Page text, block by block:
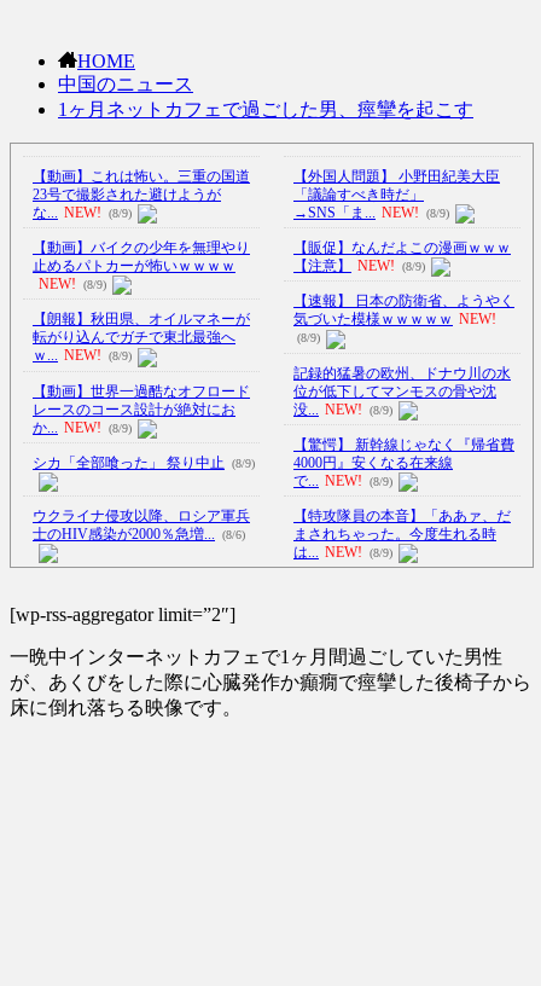
HOME
中国のニュース
1ヶ月ネットカフェで過ごした男、痙攣を起こす
【動画】これは怖い。三重の国道
23号で撮影された避けようが
な...
NEW! (8/9)
【動画】バイクの少年を無理やり
止めるパトカーが怖いｗｗｗｗ
NEW!
(8/9)
【朗報】秋田県、オイルマネーが
転がり込んでガチで東北最強へ
ｗ... NEW! (8/9)
【動画】世界一過酷なオフロード
レースのコース設計が絶対にお
か...
NEW! (8/9)
シカ「全部喰った」 祭り中止 (8/9)
ウクライナ侵攻以降、ロシア軍兵
士のHIV感染が2000％急増...
(8/6)
年…「平和の価値をより堅固に...
(8/5)
【動画】声優芸人という新たなポ
ジションを確立した女ｗｗｗｗ
ｗ... NEW! (8/9)
【外国人問題】 小野田紀美大臣
「議論すべき時だ」
→SNS「ま...
NEW! (8/9)
【販促】なんだよこの漫画ｗｗｗ
【注意】
NEW! (8/9)
【速報】 日本の防衛省、ようやく
気づいた模様ｗｗｗｗｗ NEW!
(8/9)
記録的猛暑の欧州、ドナウ川の水
位が低下してマンモスの骨や沈
没...
NEW! (8/9)
【驚愕】 新幹線じゃなく『帰省費
4000円』安くなる在来線
で...
NEW! (8/9)
【特攻隊員の本音】「ああァ、だ
まされちゃった。今度生れる時
は... NEW! (8/9)
【Xの車窓から】オービスかと思
ったら野生の炊飯器で草 ほか
(8/6)
[wp-rss-aggregator limit=”2″]
一晩中インターネットカフェで1ヶ月間過ごしていた男性
が、あくびをした際に心臓発作か癲癇で痙攣した後椅子から
床に倒れ落ちる映像です。